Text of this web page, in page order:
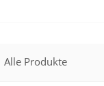
Alle Produkte